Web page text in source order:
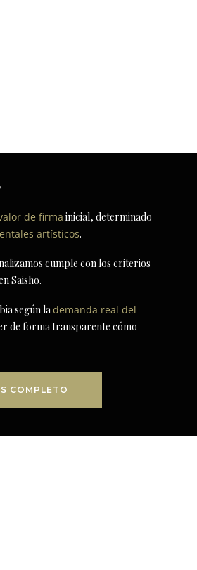
de firma inicial, determinado
artísticos.
cumple con los criterios
Saisho.
según lademanda real del
de forma transparente cómo
COMPLETO